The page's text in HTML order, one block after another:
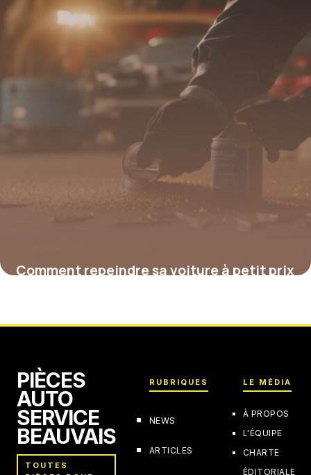
Comment repeindre sa voiture à petit prix
PIÈCES
AUTO
SERVICE
BEAUVAIS
TOUTES
RUBRIQUES
NEWS
ARTICLES
LE MÉDIA
À PROPOS
L'ÉQUIPE
CHARTE
ÉDITORIALE